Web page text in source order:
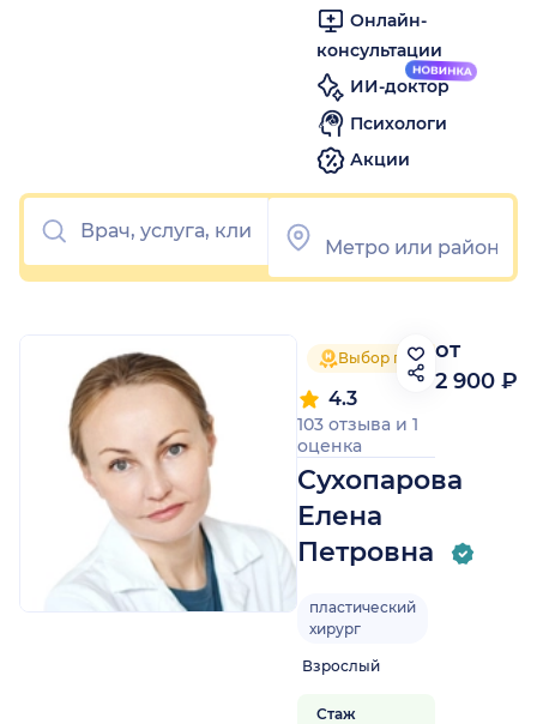
Онлайн-
консультации
ИИ-доктор
Психологи
Акции
Выбор пациентов 2025
Сухопарова
Елена
Петровна
4.3
103 отзыва и 1
оценка
пластический
хирург
Взрослый
Стаж
от
2 900 ₽